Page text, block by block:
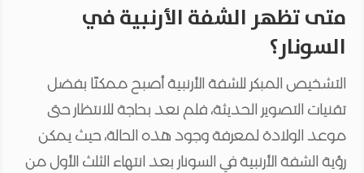
متى تظهر الشفة الأرنبية في
السونار؟
التشخيص المبكر للشفة الأرنبية أصبح ممكنًا بفضل
تقنيات التصوير الحديثة، فلم نعد بحاجة للانتظار حتى
موعد الولادة لمعرفة وجود هذه الحالة، حيث يمكن
رؤية الشفة الأرنبية في السونار بعد انتهاء الثلث الأول من